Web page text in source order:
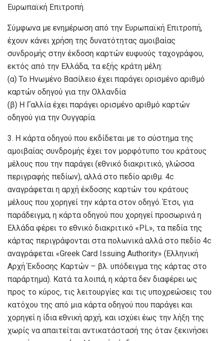
Ευρωπαϊκή Επιτροπή.
Σύμφωνα με ενημέρωση από την Ευρωπαϊκή Επιτροπή,
έχουν κάνει χρήση της δυνατότητας αμοιβαίας
συνδρομής στην έκδοση καρτών ευφυούς ταχογράφου,
εκτός από την Ελλάδα, τα εξής κράτη μέλη:
(α) Το Ηνωμένο Βασίλειο έχει παράγει ορισμένο αριθμό
καρτών οδηγού για την Ολλανδία
(β) Η Γαλλία έχει παράγει ορισμένο αριθμό καρτών
οδηγού για την Ουγγαρία.
3. Η κάρτα οδηγού που εκδίδεται με το σύστημα της
αμοιβαίας συνδρομής έχει τον μορφότυπο του κράτους
μέλους που την παράγει (εθνικό διακριτικό, γλώσσα
περιγραφής πεδίων), αλλά στο πεδίο αριθμ. 4c
αναγράφεται η αρχή έκδοσης καρτών του κράτους
μέλους που χορηγεί την κάρτα στον οδηγό. Έτσι, για
παράδειγμα, η κάρτα οδηγού που χορηγεί προσωρινά η
Ελλάδα φέρει το εθνικό διακριτικό «PL», τα πεδία της
κάρτας περιγράφονται στα πολωνικά αλλά στο πεδίο 4c
αναγράφεται «Greek Card Issuing Authority» (Ελληνική
Αρχή Έκδοσης Καρτών – βλ. υπόδειγμα της κάρτας στο
παράρτημα). Κατά τα λοιπά, η κάρτα δεν διαφέρει ως
προς το κύρος, τις λειτουργίες και τις υποχρεώσεις του
κατόχου της από μια κάρτα οδηγού που παράγει και
χορηγεί η ίδια εθνική αρχή, και ισχύει έως την λήξη της
χωρίς να απαιτείται αντικατάστασή της όταν ξεκινήσει